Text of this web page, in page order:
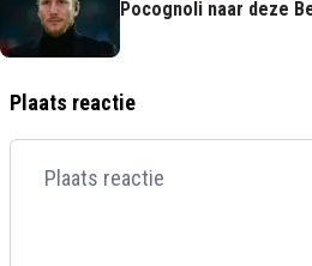
Pocognoli naar deze
Plaats reactie